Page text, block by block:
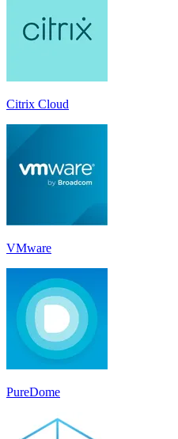
Citrix Cloud
VMware
PureDome